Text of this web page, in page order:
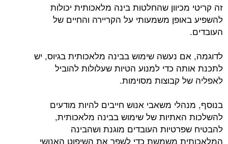
זה קריטי מכיוון שהחלטות בינה מלאכותית יכולות
להשפיע באופן משמעותי על הקריירה והחיים של
העובדים.
לדוגמה, אם נעשה שימוש בבינה מלאכותית בגיוס, יש
לתכנת אותה כדי למנוע הטיות שעלולות להוביל
לאפליה של קבוצות מסוימות.
בנוסף, מנהלי משאבי אנוש חייבים להיות מודעים
להשלכות האתיות של שימוש בבינה מלאכותית,
להבטיח שפרטיות העובדים מוגנת ושהבינה
המלאכותית משמשת כדי לשפר את השיפוט האנושי